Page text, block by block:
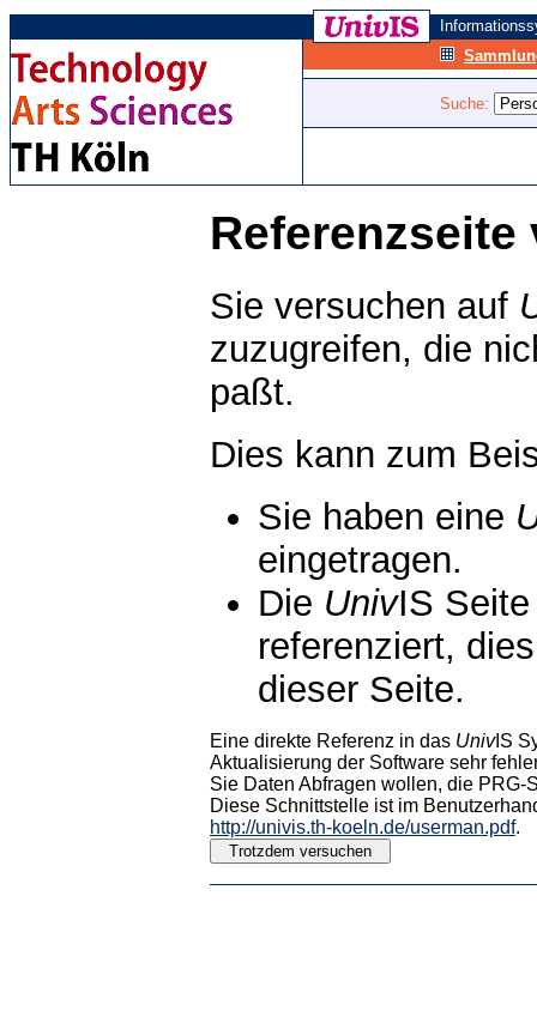
Suche:
Referenzseite
Sie versuchen auf
zuzugreifen, die
paßt.
Dies kann zum
Sie haben eine
eingetragen.
Die UnivIS
referenziert,
dieser Seite.
Eine direkte Referenz in das UnivIS
Aktualisierung der Software sehr
Sie Daten Abfragen wollen, die PRG-
Diese Schnittstelle ist im
http://univis.th-koeln.de/userman.pdf.